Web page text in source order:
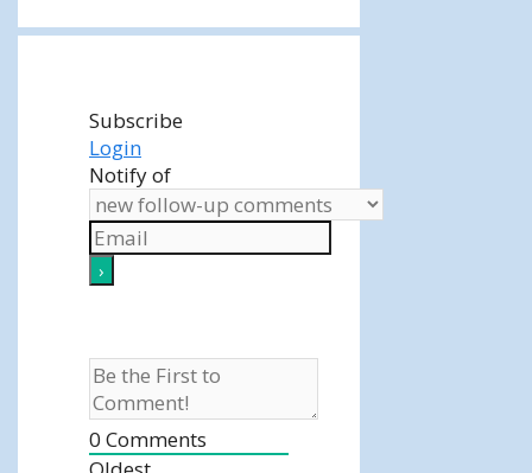
Subscribe
Login
Notify of
0 Comments